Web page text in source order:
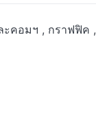
ะคอมฯ , กราฟฟิค ,